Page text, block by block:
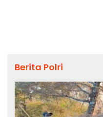
Berita Polri